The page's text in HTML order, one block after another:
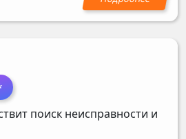
поиск неисправности и